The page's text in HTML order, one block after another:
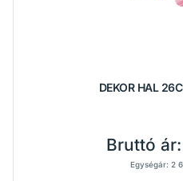
DEKOR HAL
Bruttó ár:
Egységár: 2